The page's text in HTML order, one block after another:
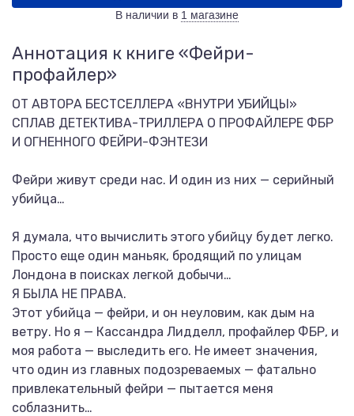
В наличии в 1 магазине
Аннотация к книге «Фейри-
профайлер»
ОТ АВТОРА БЕСТСЕЛЛЕРА «ВНУТРИ УБИЙЦЫ»
СПЛАВ ДЕТЕКТИВА-ТРИЛЛЕРА О ПРОФАЙЛЕРЕ ФБР
И ОГНЕННОГО ФЕЙРИ-ФЭНТЕЗИ
Фейри живут среди нас. И один из них — серийный
убийца…
Я думала, что вычислить этого убийцу будет легко.
Просто еще один маньяк, бродящий по улицам
Лондона в поисках легкой добычи…
Я БЫЛА НЕ ПРАВА.
Этот убийца — фейри, и он неуловим, как дым на
ветру. Но я — Кассандра Лидделл, профайлер ФБР, и
моя работа — выследить его. Не имеет значения,
что один из главных подозреваемых — фатально
привлекательный фейри — пытается меня
соблазнить…